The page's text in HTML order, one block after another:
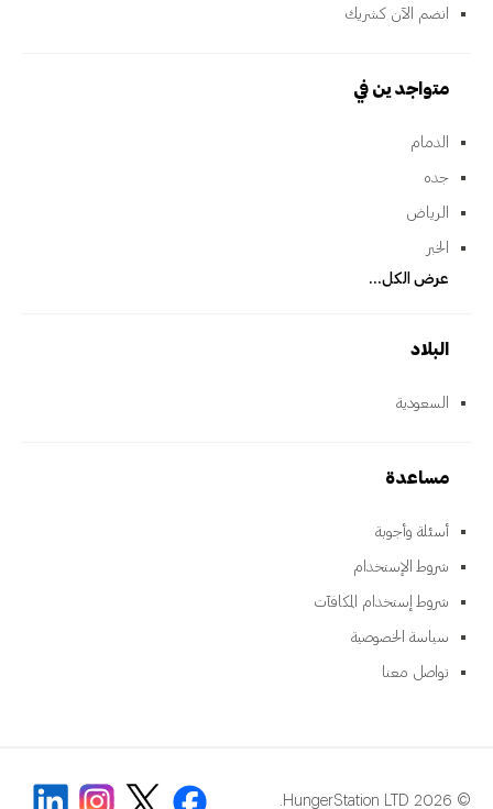
انضم الآن كشريك
متواجدين في
الدمام
جده
الرياض
الخبر
عرض الكل...
البلاد
السعودية
مساعدة
أسئلة وأجوبة
شروط الإستخدام
شروط إستخدام المكافآت
سياسة الخصوصية
تواصل معنا
© 2026 HungerStation LTD.